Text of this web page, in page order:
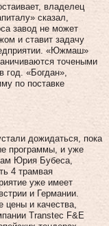
владелец
сказал,
завод не может
и ставит задачу
«Южмаш»
точеными
год. «Богдан»,
по поставке
дожидаться, пока
программы, и уже
Юрия Бубеса,
4 трамвая
уже имеет
и Германии.
и качества,
Transtec F&E